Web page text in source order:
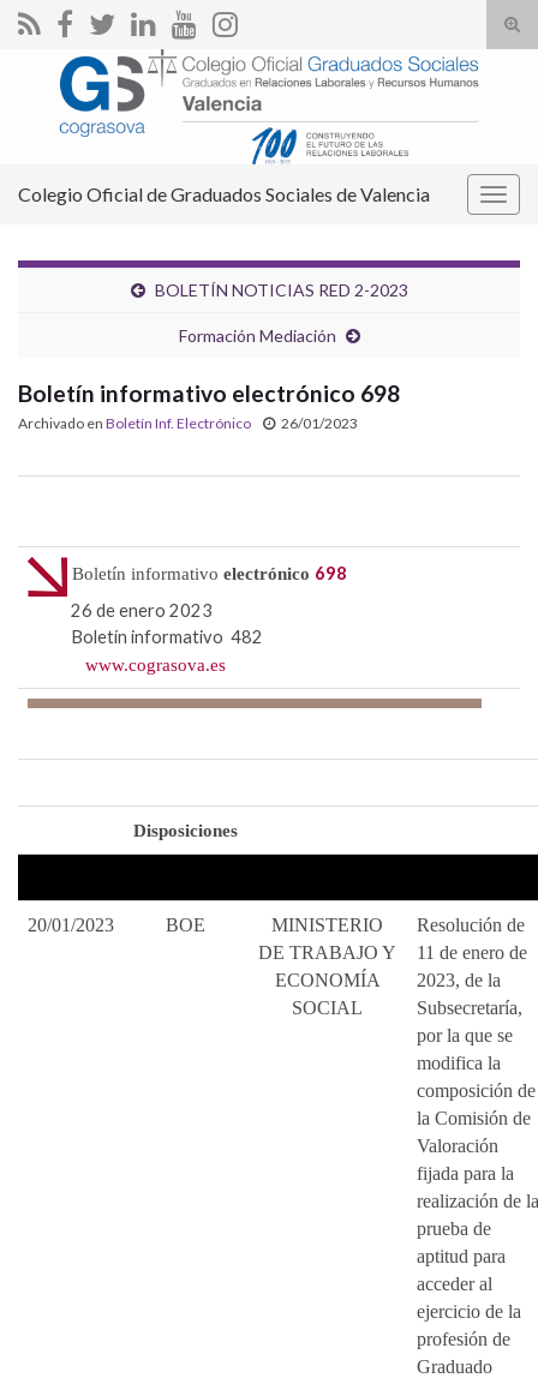
el
Search for:
Colegio Oficial de Graduados Sociales de Valencia
BOLETÍN NOTICIAS RED 2-2023
Formación Mediación
Boletín informativo electrónico 698
Archivado en Boletín Inf. Electrónico 26/01/2023
Boletín informativo electrónico 698
26 de enero 2023
Boletín informativo 482
www.cograsova.es
Disposiciones
20/01/2023 BOE
MINISTERIO
DE TRABAJO Y
ECONOMÍA
SOCIAL
Resolución de
11 de enero de
2023, de la
Subsecretaría,
por la que se
modifica la
composición de
la Comisión de
Valoración
fijada para la
realización de la
prueba de
aptitud para
acceder al
ejercicio de la
profesión de
Graduado